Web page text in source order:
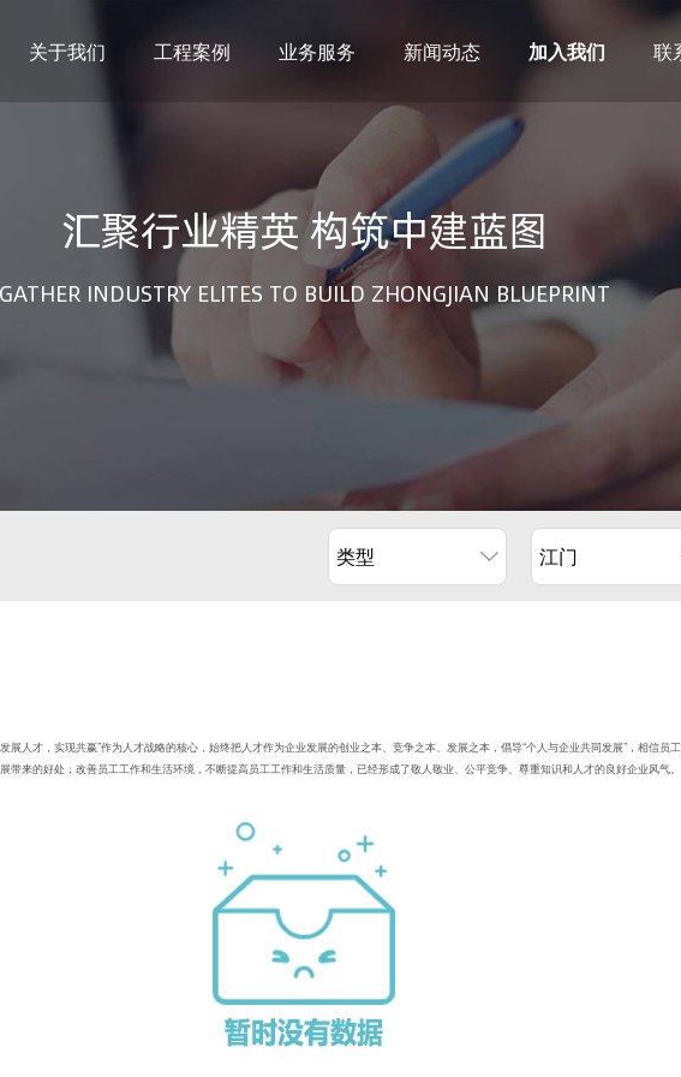
关于我们 工程案例
市政设计
电力设计
农林设计
勘察资质
水利设计
风景园林
土地规划
城乡规划
工程测绘
工程咨询
工程造价
西南
西北
东南
业务服务 新闻动态 加入我们 联
汇聚行业精英 构筑中建蓝图
GATHER INDUSTRY ELITES TO BUILD ZHONGJIAN BLUEPRINT
类型 江门
展人才，实现共赢”作为人才战略的核心，始终把人才作为企业发展的创业之本、竞争之本、发展之本，倡导“个人与企业共同发展”，相信
来的好处；改善员工工作和生活环境，不断提高员工工作和生活质量，已经形成了敬人敬业、公平竞争、尊重知识和人才的良好企业风气。